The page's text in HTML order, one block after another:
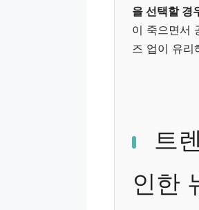
을 선택할 경
이 죽으면서
즈 업이 유리
트
인한